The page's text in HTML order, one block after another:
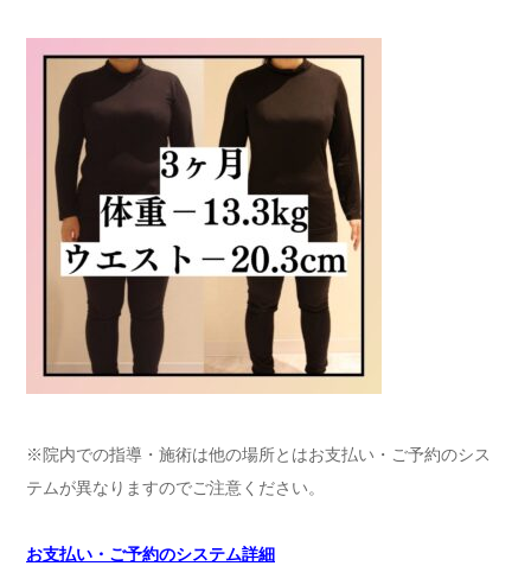
※院内での指導・施術は他の場所とはお支払い・ご予約のシス
テムが異なりますのでご注意ください。
お支払い・ご予約のシステム詳細